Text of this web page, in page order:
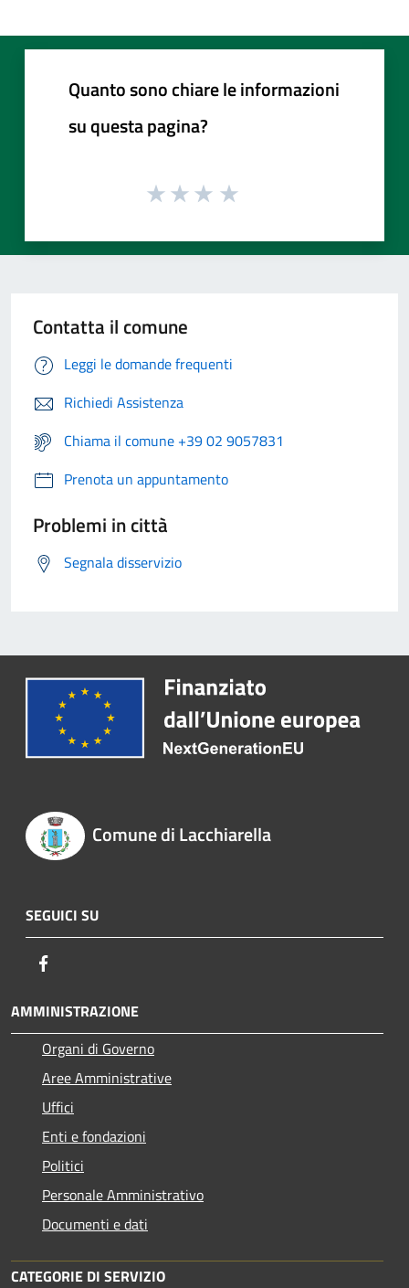
Quanto sono chiare le informazioni
su questa pagina?
Contatta il comune
Leggi le domande frequenti
Richiedi Assistenza
Chiama il comune +39 02 9057831
Prenota un appuntamento
Problemi in città
Segnala disservizio
Comune di Lacchiarella
SEGUICI SU
AMMINISTRAZIONE
Organi di Governo
Aree Amministrative
Uffici
Enti e fondazioni
Politici
Personale Amministrativo
Documenti e dati
CATEGORIE DI SERVIZIO